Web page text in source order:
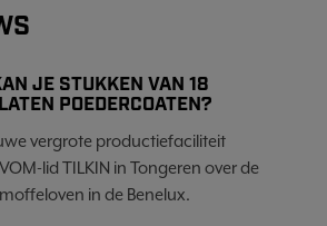
JE STUKKEN VAN 18
POEDERCOATEN?
vergrote productiefaciliteit
lid TILKIN in Tongeren over de
in de Benelux.